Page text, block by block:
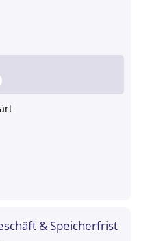
& Speicherfrist